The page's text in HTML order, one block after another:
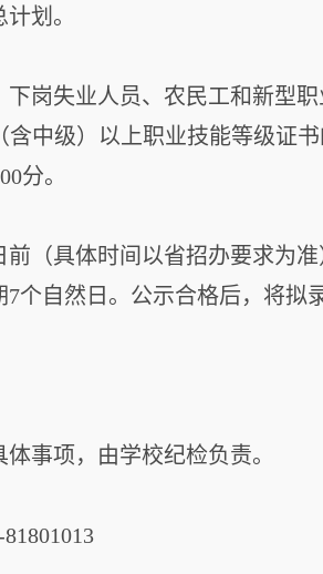
划。
下岗失业人员、农民工和新型
中级）以上职业技能等级证
分。
前（具体时间以省招办要求
个自然日。公示合格后，将拟
事项，由学校纪检负责。